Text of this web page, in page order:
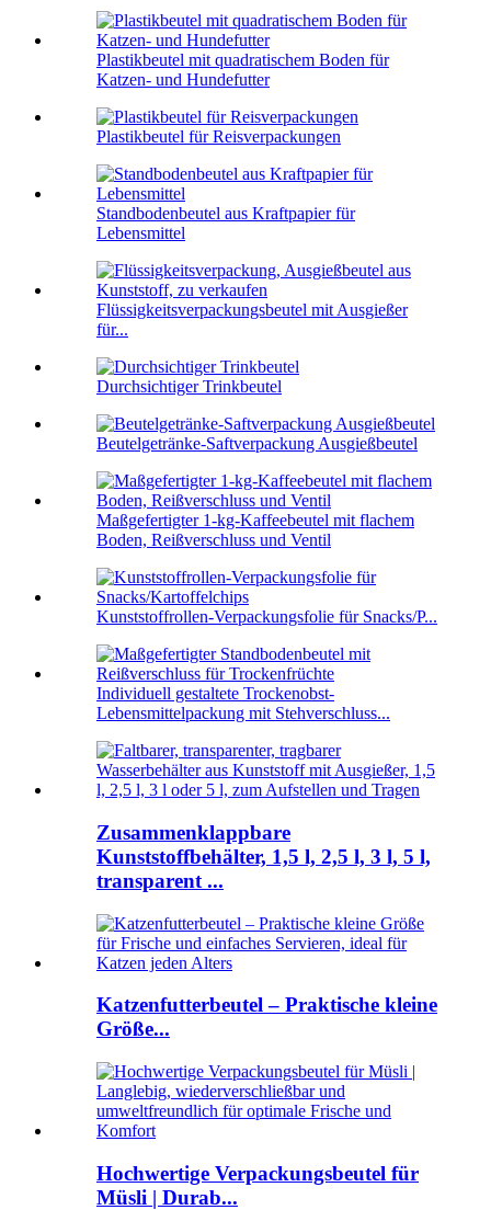
Plastikbeutel mit quadratischem Boden für
Katzen- und Hundefutter
Plastikbeutel für Reisverpackungen
Standbodenbeutel aus Kraftpapier für
Lebensmittel
Flüssigkeitsverpackungsbeutel mit Ausgießer
für...
Durchsichtiger Trinkbeutel
Beutelgetränke-Saftverpackung Ausgießbeutel
Maßgefertigter 1-kg-Kaffeebeutel mit flachem
Boden, Reißverschluss und Ventil
Kunststoffrollen-Verpackungsfolie für Snacks/P...
Individuell gestaltete Trockenobst-
Lebensmittelpackung mit Stehverschluss...
Zusammenklappbare
Kunststoffbehälter, 1,5 l, 2,5 l, 3 l, 5 l,
transparent ...
Katzenfutterbeutel – Praktische kleine
Größe...
Hochwertige Verpackungsbeutel für
Müsli | Durab...